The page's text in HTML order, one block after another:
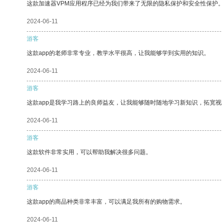
这款加速器VPM应用程序已经为我们带来了无限的隐私保护和安全性保护
2024-06-11
游客
这款app的老师非常专业，教学水平很高，让我能够学到实用的知识。
2024-06-11
游客
这款app是我学习路上的良师益友，让我能够随时随地学习新知识，拓宽
2024-06-11
游客
这款软件非常实用，可以帮助我解决很多问题。
2024-06-11
游客
这款app的商品种类非常丰富，可以满足我所有的购物需求。
2024-06-11